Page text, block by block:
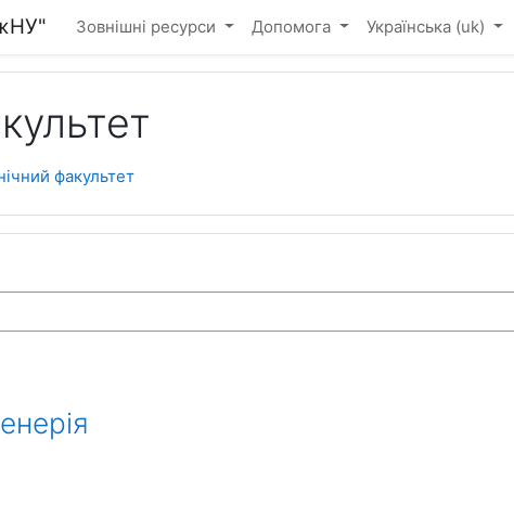
Зовнішні ресурси Допомога Українська ‎(uk)‎
факультет